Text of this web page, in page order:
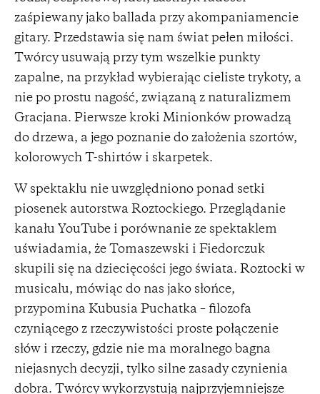
zaśpiewany jako ballada przy akompaniamencie
gitary. Przedstawia się nam świat pełen miłości.
Twórcy usuwają przy tym wszelkie punkty
zapalne, na przykład wybierając cieliste trykoty, a
nie po prostu nagość, związaną z naturalizmem
Gracjana. Pierwsze kroki Minionków prowadzą
do drzewa, a jego poznanie do założenia szortów,
kolorowych T-shirtów i skarpetek.
W spektaklu nie uwzględniono ponad setki
piosenek autorstwa Roztockiego. Przeglądanie
kanału YouTube i porównanie ze spektaklem
uświadamia, że Tomaszewski i Fiedorczuk
skupili się na dziecięcości jego świata. Roztocki w
musicalu, mówiąc do nas jako słońce,
przypomina Kubusia Puchatka – filozofa
czyniącego z rzeczywistości proste połączenie
słów i rzeczy, gdzie nie ma moralnego bagna
niejasnych decyzji, tylko silne zasady czynienia
dobra. Twórcy wykorzystują najprzyjemniejsze